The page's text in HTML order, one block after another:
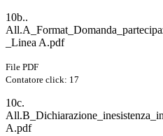
10b..
_Linea A.pdf
File PDF
Contatore click: 17
10c.
A.pdf